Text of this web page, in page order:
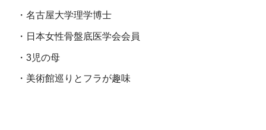
・名古屋大学理学博士
・日本女性骨盤底医学会会員
・3児の母
・美術館巡りとフラが趣味